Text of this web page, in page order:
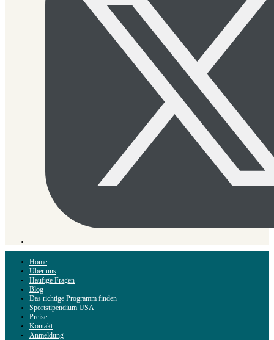
Home
Über uns
Häufige Fragen
Blog
Das richtige Programm finden
Sportstipendium USA
Preise
Kontakt
Anmeldung